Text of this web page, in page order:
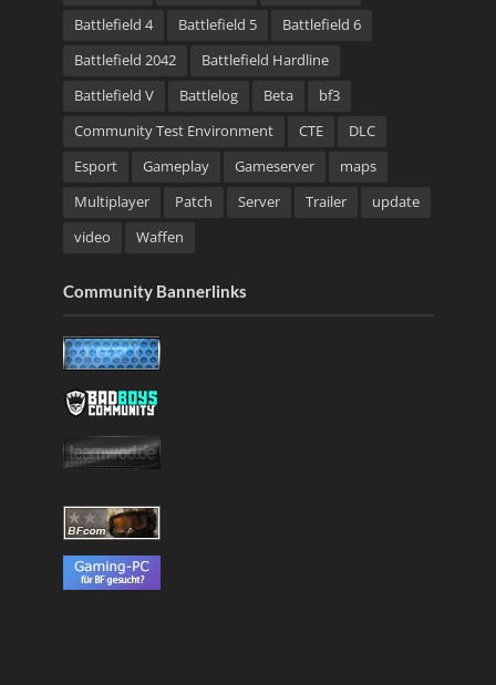
Battlefield 4
Battlefield 5
Battlefield 6
Battlefield 2042
Battlefield Hardline
Battlefield V
Battlelog Beta
bf3
Community Test Environment
CTE
DLC
Esport
Gameplay Gameserver
maps
Multiplayer
Patch Server Trailer
update
video
Waffen
Community Bannerlinks